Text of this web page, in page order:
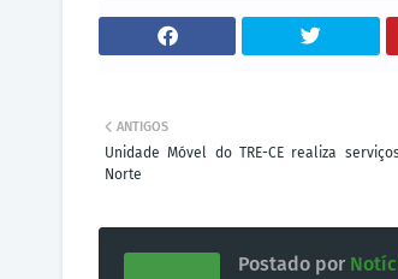
ANTIGOS
Unidade Móvel do TRE-CE realiza
Norte
Postado por